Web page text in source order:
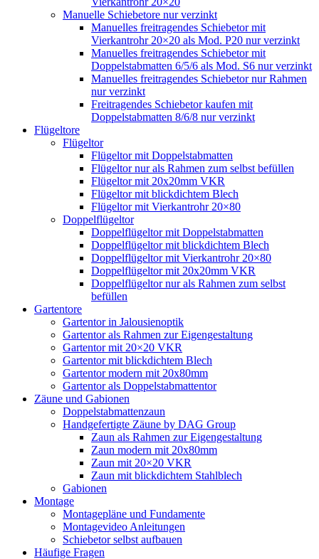
Manuelle Schiebetore nur verzinkt
Manuelles freitragendes Schiebetor mit
Vierkantrohr 20×20 als Mod. P20 nur verzinkt
Manuelles freitragendes Schiebetor mit
Doppelstabmatten 6/5/6 als Mod. S6 nur verzinkt
Manuelles freitragendes Schiebetor nur Rahmen
nur verzinkt
Freitragendes Schiebetor kaufen mit
Doppelstabmatten 8/6/8 nur verzinkt
Flügeltore
Flügeltor
Flügeltor mit Doppelstabmatten
Flügeltor nur als Rahmen zum selbst befüllen
Flügeltor mit 20x20mm VKR
Flügeltor mit blickdichtem Blech
Flügeltor mit Vierkantrohr 20×80
Doppelflügeltor
Doppelflügeltor mit Doppelstabmatten
Doppelflügeltor mit blickdichtem Blech
Doppelflügeltor mit Vierkantrohr 20×80
Doppelflügeltor mit 20x20mm VKR
Doppelflügeltor nur als Rahmen zum selbst
befüllen
Gartentore
Gartentor in Jalousienoptik
Gartentor als Rahmen zur Eigengestaltung
Gartentor mit 20×20 VKR
Gartentor mit blickdichtem Blech
Gartentor modern mit 20x80mm
Gartentor als Doppelstabmattentor
Zäune und Gabionen
Doppelstabmattenzaun
Handgefertigte Zäune by DAG Group
Zaun als Rahmen zur Eigengestaltung
Zaun modern mit 20x80mm
Zaun mit 20×20 VKR
Zaun mit blickdichtem Stahlblech
Gabionen
Montage
Montagepläne und Fundamente
Montagevideo Anleitungen
Schiebetor selbst aufbauen
Häufige Fragen